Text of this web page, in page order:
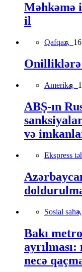
Məhkəmə
il
Qafqaz,
Onilliklərə
Amerika,
ABŞ-ın
və
Ekspress
Sosial sahə,
Bakı
necə